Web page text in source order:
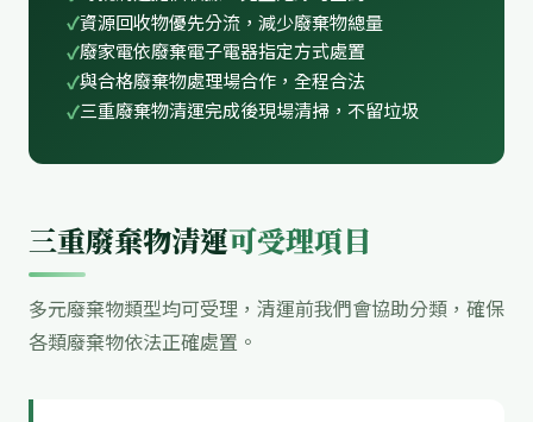
資源回收物優先分流，減少廢棄物總量
廢家電依廢棄電子電器指定方式處置
與合格廢棄物處理場合作，全程合法
三重廢棄物清運完成後現場清掃，不留垃圾
三重廢棄物清運可受理項目
多元廢棄物類型均可受理，清運前我們會協助分類，確保
各類廢棄物依法正確處置。